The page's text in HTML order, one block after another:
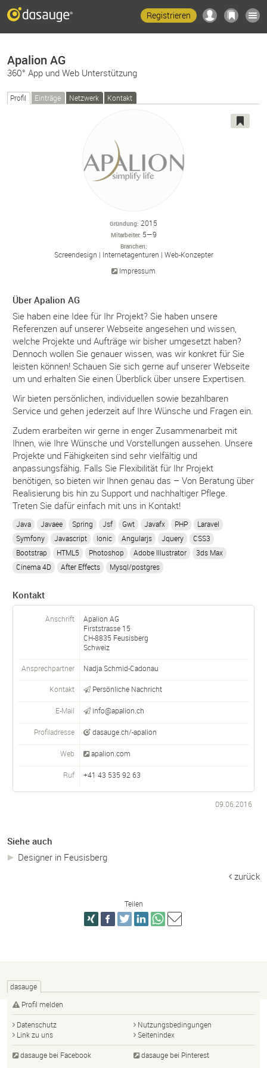
Registrieren
Apalion AG
360° App­­ und Web Un­ter­stütz­ung
Profil Einträge Netzwerk Kontakt
Gründung 2015
Mitarbeiter 5—9
Branchen
Screendesign Internetagenturen Web-Konzepter
Impressum
Über Apalion AG
Sie haben eine Idee für Ihr Projekt? Sie haben unsere
Referenzen auf unserer Webseite angesehen und wissen,
welche Projekte und Aufträge wir bisher umgesetzt haben?
Dennoch wollen Sie genauer wissen, was wir konkret für Sie
leisten können! Schauen Sie sich gerne auf unserer Webseite
um und erhalten Sie einen Überblick über unsere Expertisen.
Wir bieten persönlichen, individuellen sowie bezahlbaren
Service und gehen jederzeit auf Ihre Wünsche und Fragen ein.
Zudem erarbeiten wir gerne in enger Zusammenarbeit mit
Ihnen, wie Ihre Wünsche und Vorstellungen aussehen. Unsere
Projekte und Fähigkeiten sind sehr vielfältig und
anpassungsfähig. Falls Sie Flexibilität für Ihr Projekt
benötigen, so bieten wir Ihnen genau das – Von Beratung über
Realisierung bis hin zu Support und nachhaltiger Pflege.
Treten Sie dafür einfach mit uns in Kontakt!
Java Javaee Spring Jsf Gwt Javafx PHP
Laravel
Symfony
Javascript Ionic Angularjs Jquery
CSS3
Bootstrap
HTML5 Photoshop Adobe Illustrator
3ds Max
Cinema 4D
After Effects Mysql/postgres
Kontakt
Anschrift
Apalion AG
Firststrasse 15
CH-8835 Feusisberg
Schweiz
Ansprechpartner Nadja Schmid-Cadonau
Kontakt Persönliche Nachricht
E-Mail info@apalion.ch
Profiladresse dasauge.ch/-apalion
Web apalion.com
Ruf +41 43 535 92 63
09.06.2016
Siehe auch
Designer in Feusisberg
zurück
Teilen
dasauge
Profil melden
Datenschutz
Nutzungsbedingungen
Link zu uns
Seitenindex
dasauge bei Facebook dasauge bei Pinterest